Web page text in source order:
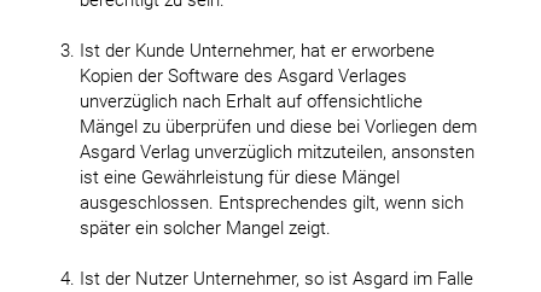
Ist der Kunde Unternehmer, hat er erworbene
Kopien der Software des Asgard Verlages
unverzüglich nach Erhalt auf offensichtliche
Mängel zu überprüfen und diese bei Vorliegen dem
Asgard Verlag unverzüglich mitzuteilen, ansonsten
ist eine Gewährleistung für diese Mängel
ausgeschlossen. Entsprechendes gilt, wenn sich
später ein solcher Mangel zeigt.
Ist der Nutzer Unternehmer, so ist Asgard im Falle